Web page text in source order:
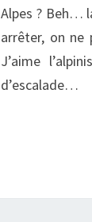
Alpes ? Beh…
arrêter, on
J’aime
d’escalade…